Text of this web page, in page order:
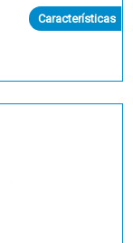
Características